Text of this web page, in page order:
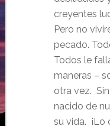
creyentes
Pero no
pecado.
Todos le
maneras –
otra vez.
nacido de
su vida. ¡Lo